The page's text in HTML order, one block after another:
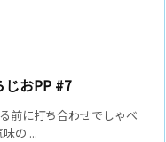
じおPP #7
前に打ち合わせでしゃべ
の ...